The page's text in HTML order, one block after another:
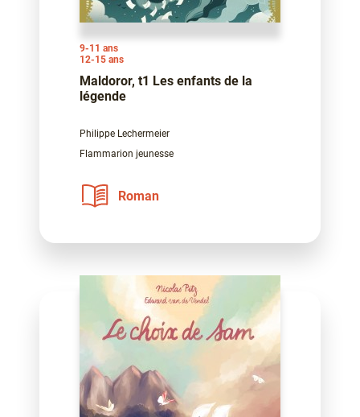
9-11 ans
12-15 ans
Maldoror, t1 Les enfants de la
légende
Philippe Lechermeier
Flammarion jeunesse
Roman